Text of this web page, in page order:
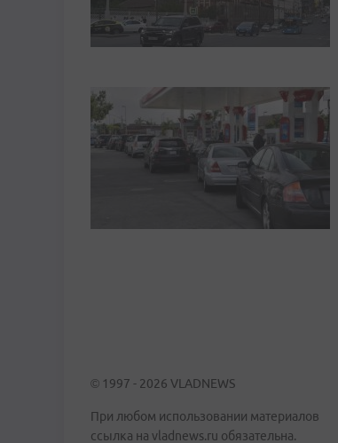
© 1997 - 2026 VLADNEWS
При любом использовании материалов
ссылка на vladnews.ru обязательна.